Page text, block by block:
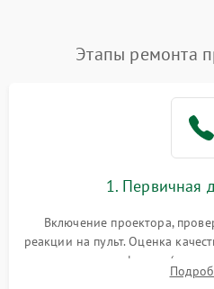
Нестабильная яркость или
контраст
Неравномерная подсветка
автоматическая коррекция
трапеции (Keystone)
Проблемы с
масштабированием
Этапы ремонта
1. Первичная
Включение проектора,
реакции на пульт. Оценка
наличия артефактов
системы охлаждения по